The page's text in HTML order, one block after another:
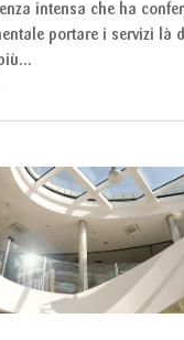
intensa che ha
portare i servizi là